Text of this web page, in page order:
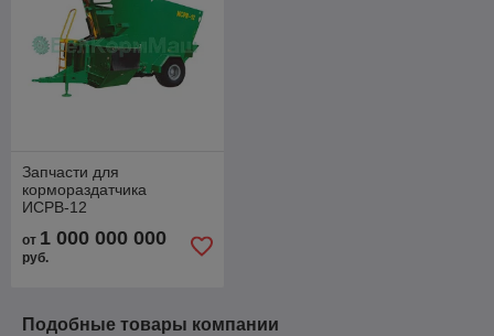
Запчасти для
кормораздатчика
ИСРВ-12
от 1 000 000 000
руб.
Подобные товары компании